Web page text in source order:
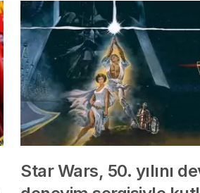
Star Wars, 50. yılını